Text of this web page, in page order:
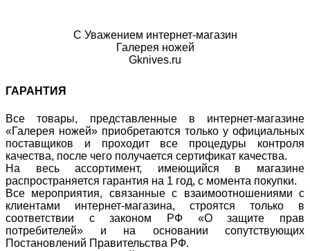
С Уважением интернет-магазин
Галерея ножей
Gknives.ru
ГАРАНТИЯ
Все товары, представленные в интернет-магазине
«Галерея ножей» приобретаются только у официальных
поставщиков и проходит все процедуры контроля
качества, после чего получается сертификат качества.
На весь ассортимент, имеющийся в магазине
распространяется гарантия на 1 год, с момента покупки.
Все мероприятия, связанные с взаимоотношениями с
клиентами интернет-магазина, строятся только в
соответствии с законом РФ «О защите прав
потребителей» и на основании сопутствующих
Постановлений Правительства РФ.